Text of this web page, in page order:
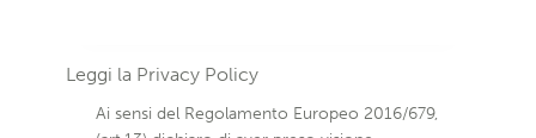
Leggi la Privacy Policy
Ai sensi del Regolamento Europeo 2016/679,